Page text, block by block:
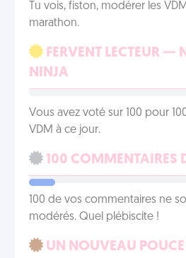
Tu vois, fiston, modérer les
marathon.
FERVENT LECTEUR —
NINJA
Vous avez voté sur 100 pour
VDM à ce jour.
100 COMMENTAIRES
100 de vos commentaires ne
modérés. Quel plébiscite !
UN NOUVEAU POUCE